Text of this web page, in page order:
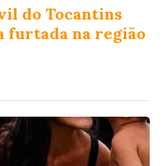
do Tocantins
furtada na região